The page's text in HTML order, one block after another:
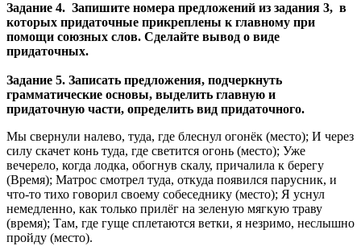
Задание 4. Запишите номера предложений из задания 3, в
которых придаточные прикреплены к главному при
помощи союзных слов. Сделайте вывод о виде
придаточных.
Задание 5. Записать предложения, подчеркнуть
грамматические основы, выделить главную и
придаточную части, определить вид придаточного.
Мы свернули налево, туда, где блеснул огонёк (место); И через
силу скачет конь туда, где светится огонь (место); Уже
вечерело, когда лодка, обогнув скалу, причалила к берегу
(Время); Матрос смотрел туда, откуда появился парусник, и
что-то тихо говорил своему собеседнику (место); Я уснул
немедленно, как только прилёг на зеленую мягкую траву
(время); Там, где гуще сплетаются ветки, я незримо, неслышно
пройду (место).